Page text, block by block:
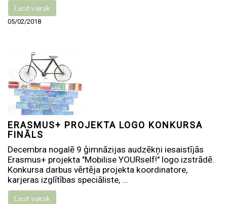
Lasīt vairāk
05/02/2018
ERASMUS+ PROJEKTA LOGO KONKURSA
FINĀLS
Decembra nogalē 9 ģimnāzijas audzēkņi iesaistījās
Erasmus+ projekta "Mobilise YOURself!" logo izstrādē.
Konkursa darbus vērtēja projekta koordinatore,
karjeras izglītības speciāliste, ...
Lasīt vairāk